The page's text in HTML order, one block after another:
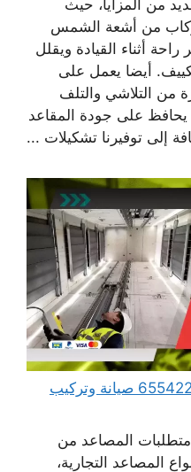
من المزايا، حيث
من أشعة الشمس
راحة أثناء القيادة ويقلل
أيضا يعمل على
من التلاشي والتلف
على جودة المقاعد
إلى توفيرنا تشكيلات ...
صيانة مصاعد في الكويت 65542233 صيانة وتركيب
المصاعد من
المصاعد التجارية،